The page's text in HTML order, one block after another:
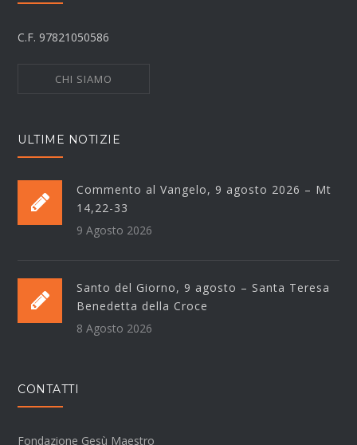
C.F. 97821050586
CHI SIAMO
ULTIME NOTIZIE
Commento al Vangelo, 9 agosto 2026 – Mt
14,22-33
9 Agosto 2026
Santo del Giorno, 9 agosto – Santa Teresa
Benedetta della Croce
8 Agosto 2026
CONTATTI
Fondazione Gesù Maestro